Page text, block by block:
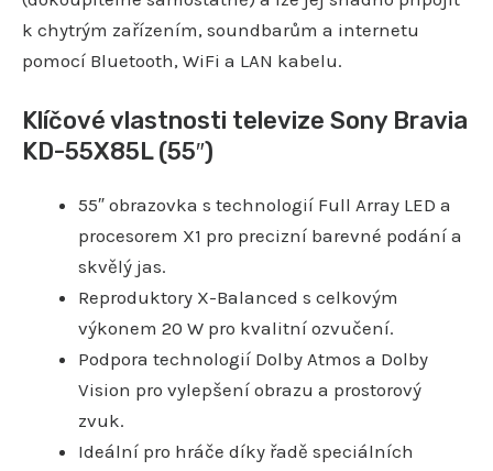
k chytrým zařízením, soundbarům a internetu
pomocí Bluetooth, WiFi a LAN kabelu.
Klíčové vlastnosti televize Sony Bravia
KD-55X85L (55″)
55″ obrazovka s technologií Full Array LED a
procesorem X1 pro precizní barevné podání a
skvělý jas.
Reproduktory X-Balanced s celkovým
výkonem 20 W pro kvalitní ozvučení.
Podpora technologií Dolby Atmos a Dolby
Vision pro vylepšení obrazu a prostorový
zvuk.
Ideální pro hráče díky řadě speciálních